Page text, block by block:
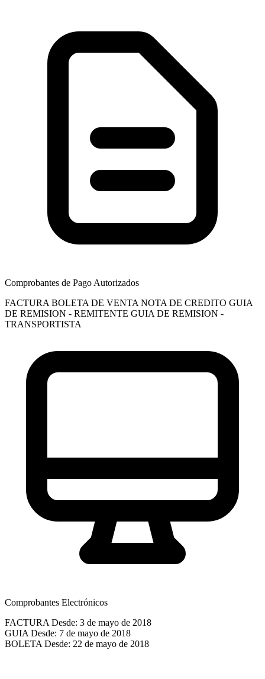
Comprobantes de Pago Autorizados
FACTURA BOLETA DE VENTA NOTA DE CREDITO GUIA
DE REMISION - REMITENTE GUIA DE REMISION -
TRANSPORTISTA
Comprobantes Electrónicos
FACTURA Desde: 3 de mayo de 2018
GUIA Desde: 7 de mayo de 2018
BOLETA Desde: 22 de mayo de 2018